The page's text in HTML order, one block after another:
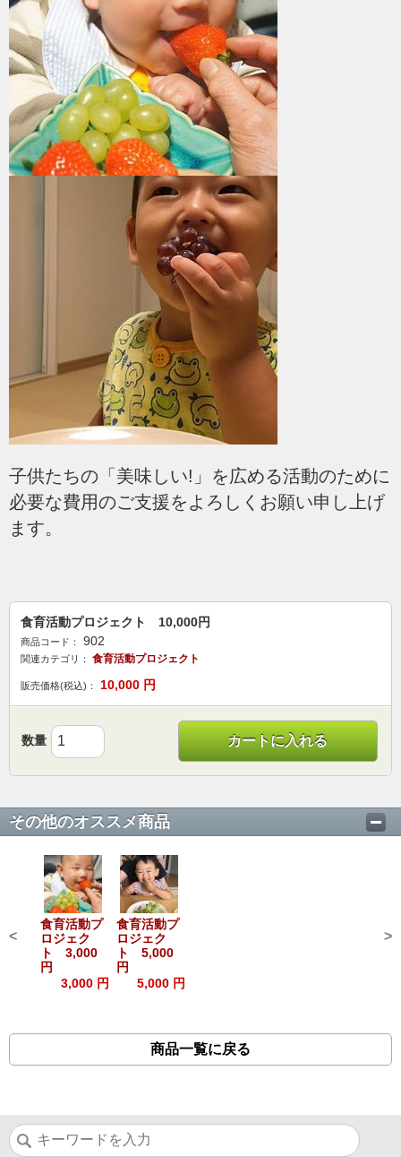
子供たちの「美味しい!」を広める活動のために
必要な費用のご支援をよろしくお願い申し上げ
ます。
食育活動プロジェクト 10,000円
商品コード： 902
関連カテゴリ： 食育活動プロジェクト
販売価格(税込)： 10,000 円
数量 カートに入れる
その他のオススメ商品
食育活動プ
ロジェク
ト 3,000
円
3,000 円
食育活動プ
ロジェク
ト 5,000
円
5,000 円
< >
商品一覧に戻る